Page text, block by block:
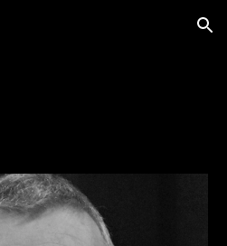
Skip to navigation